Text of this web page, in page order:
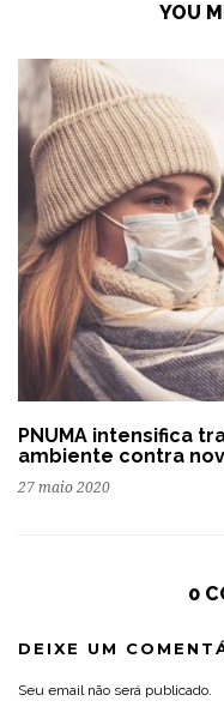
YOU
PNUMA intensifica
ambiente contra
27 maio 2020
0
DEIXE UM
Seu email não será publicado.